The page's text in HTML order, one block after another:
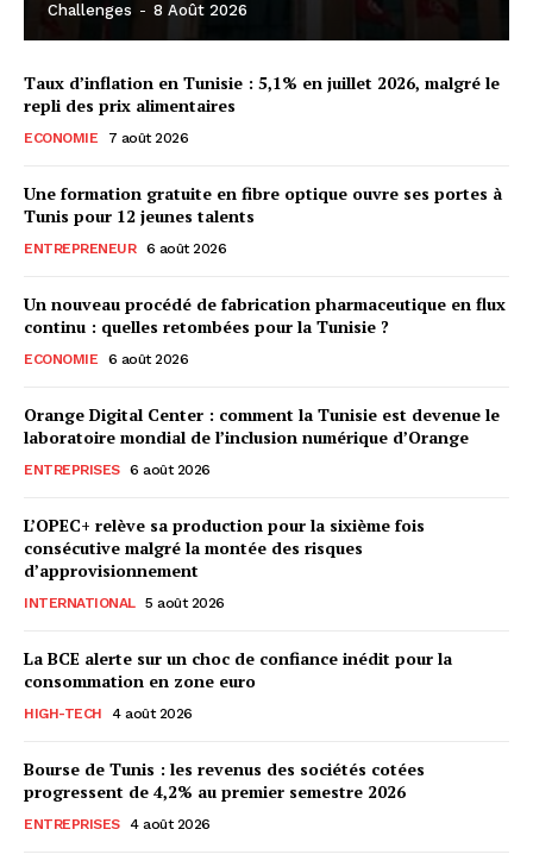
Challenges - 8 Août 2026
Taux d’inflation en Tunisie : 5,1% en juillet 2026, malgré le
repli des prix alimentaires
ECONOMIE 7 août 2026
Une formation gratuite en fibre optique ouvre ses portes à
Tunis pour 12 jeunes talents
ENTREPRENEUR 6 août 2026
Un nouveau procédé de fabrication pharmaceutique en flux
continu : quelles retombées pour la Tunisie ?
ECONOMIE 6 août 2026
Orange Digital Center : comment la Tunisie est devenue le
laboratoire mondial de l’inclusion numérique d’Orange
ENTREPRISES 6 août 2026
L’OPEC+ relève sa production pour la sixième fois
consécutive malgré la montée des risques
d’approvisionnement
INTERNATIONAL 5 août 2026
La BCE alerte sur un choc de confiance inédit pour la
consommation en zone euro
HIGH-TECH 4 août 2026
Bourse de Tunis : les revenus des sociétés cotées
progressent de 4,2% au premier semestre 2026
ENTREPRISES 4 août 2026